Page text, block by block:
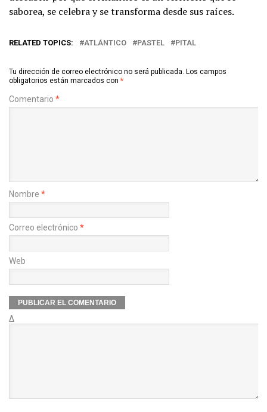
saborea, se celebra y se transforma desde sus raíces.
RELATED TOPICS: ATLÁNTICO PASTEL PITAL
Tu dirección de correo electrónico no será publicada. Los campos
obligatorios están marcados con *
Comentario *
Nombre *
Correo electrónico *
Web
Δ